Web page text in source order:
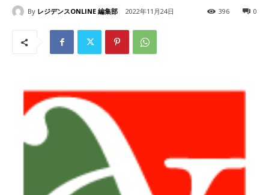
By レジデンスONLINE 編集部 2022年11月24日 0
396